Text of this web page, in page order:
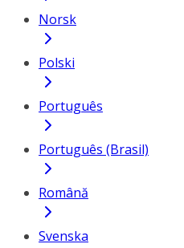
Norsk
Polski
Português
Português (Brasil)
Română
Svenska